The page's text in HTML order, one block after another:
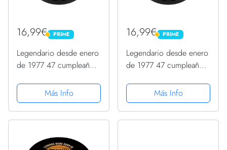
16,99€ PRIME
PRIME
Legendario desde enero
de 1977 47 cumpleaños
PopGrip Intercambiable
Más Info
16,99€ PRIME
PRIME
Legendario desde enero
de 1977 47 cumpleaños
PopGrip Intercambiable
Más Info